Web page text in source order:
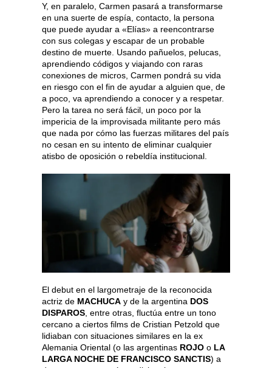
Y, en paralelo, Carmen pasará a transformarse
en una suerte de espía, contacto, la persona
que puede ayudar a «Elías» a reencontrarse
con sus colegas y escapar de un probable
destino de muerte. Usando pañuelos, pelucas,
aprendiendo códigos y viajando con raras
conexiones de micros, Carmen pondrá su vida
en riesgo con el fin de ayudar a alguien que, de
a poco, va aprendiendo a conocer y a respetar.
Pero la tarea no será fácil, un poco por la
impericia de la improvisada militante pero más
que nada por cómo las fuerzas militares del país
no cesan en su intento de eliminar cualquier
atisbo de oposición o rebeldía institucional.
El debut en el largometraje de la reconocida
actriz de MACHUCA y de la argentina DOS
DISPAROS , entre otras, fluctúa entre un tono
cercano a ciertos films de Cristian Petzold que
lidiaban con situaciones similares en la ex
Alemania Oriental (o las argentinas ROJO o LA
LARGA NOCHE DE FRANCISCO SANCTIS) a